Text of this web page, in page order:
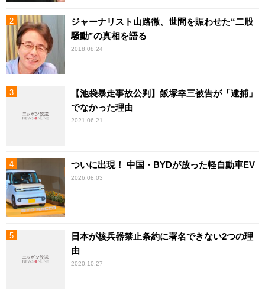
ジャーナリスト山路徹、世間を賑わせた“二股
騒動”の真相を語る
2018.08.24
【池袋暴走事故公判】飯塚幸三被告が「逮捕」
でなかった理由
2021.06.21
ついに出現！ 中国・BYDが放った軽自動車EV
2026.08.03
日本が核兵器禁止条約に署名できない2つの理
由
2020.10.27